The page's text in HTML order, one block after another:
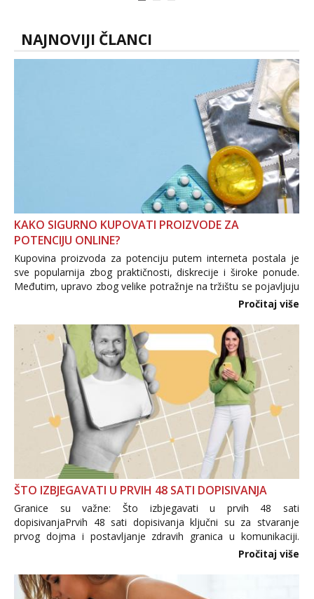
s kolegica...
NAJNOVIJI ČLANCI
KAKO SIGURNO KUPOVATI PROIZVODE ZA
POTENCIJU ONLINE?
Kupovina proizvoda za potenciju putem interneta postala je
sve popularnija zbog praktičnosti, diskrecije i široke ponude.
Međutim, upravo zbog velike potražnje na tržištu se pojavljuju
i brojni krivotvoreni proizvodi, nepouzdane internetske
Pročitaj više
ŠTO IZBJEGAVATI U PRVIH 48 SATI DOPISIVANJA
Granice su važne: Što izbjegavati u prvih 48 sati
dopisivanjaPrvih 48 sati dopisivanja ključni su za stvaranje
prvog dojma i postavljanje zdravih granica u komunikaciji.
Važno je izbjeći prebrzo otkrivanje osobnih ili intimnih
informacija, jer nepoznata osoba još nije zaslužila to
povjerenje. Takođe...
Pročitaj više